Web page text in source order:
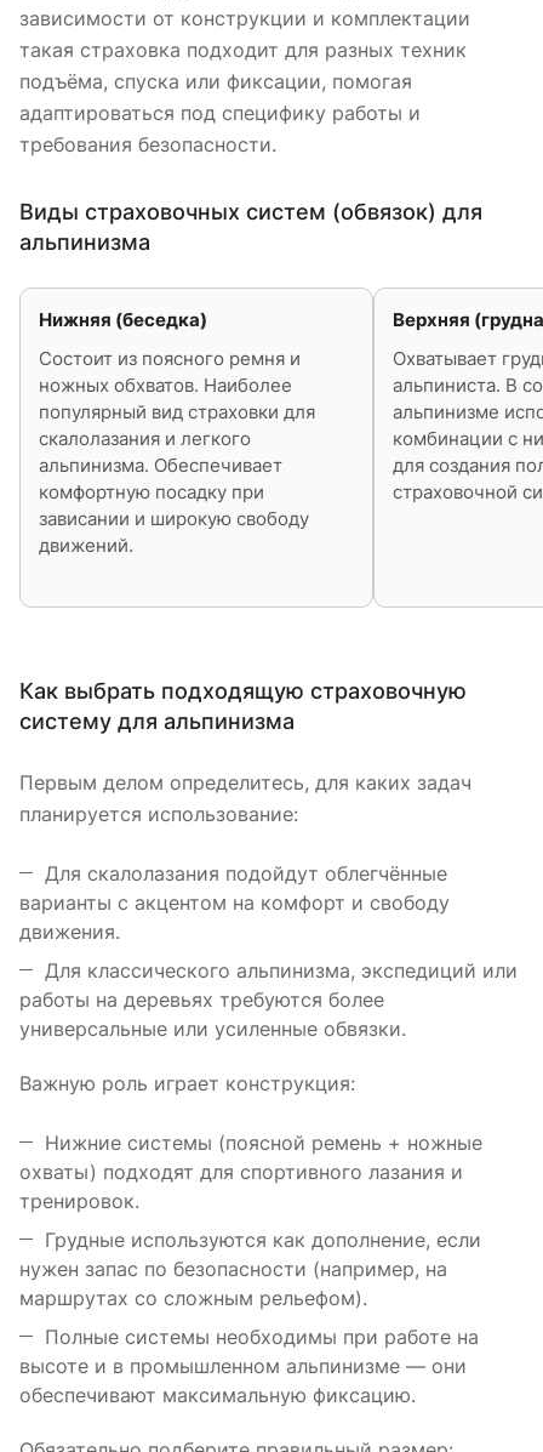
зависимости от конструкции и комплектации
такая страховка подходит для разных техник
подъёма, спуска или фиксации, помогая
адаптироваться под специфику работы и
требования безопасности.
Виды страховочных систем (обвязок) для
альпинизма
Нижняя (беседка)
Состоит из поясного ремня и
ножных обхватов. Наиболее
популярный вид страховки для
скалолазания и легкого
альпинизма. Обеспечивает
комфортную посадку при
зависании и широкую свободу
движений.
Верхняя
Охватывает
альпиниста. В
альпинизме
комбинации с
для создания
страховочной
Как выбрать подходящую страховочную
систему для альпинизма
Первым делом определитесь, для каких задач
планируется использование:
Для скалолазания подойдут облегчённые
варианты с акцентом на комфорт и свободу
движения.
Для классического альпинизма, экспедиций или
работы на деревьях требуются более
универсальные или усиленные обвязки.
Важную роль играет конструкция:
Нижние системы (поясной ремень + ножные
охваты) подходят для спортивного лазания и
тренировок.
Грудные используются как дополнение, если
нужен запас по безопасности (например, на
маршрутах со сложным рельефом).
Полные системы необходимы при работе на
высоте и в промышленном альпинизме — они
обеспечивают максимальную фиксацию.